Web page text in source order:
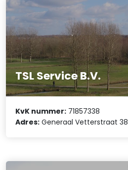
TSL Service B.V.
KvK nummer: 71857338
Adres: Generaal Vetterstraat 38